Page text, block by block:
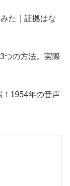
た｜証拠はな
つの方法。実際
！1954年の音声